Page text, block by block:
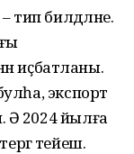
билдәләне.
иҫбатланы.
экспорт
Ә 2024 йылға
тейеш.